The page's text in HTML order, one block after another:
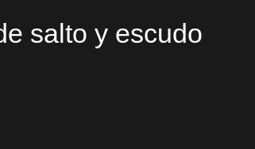
salto y escudo